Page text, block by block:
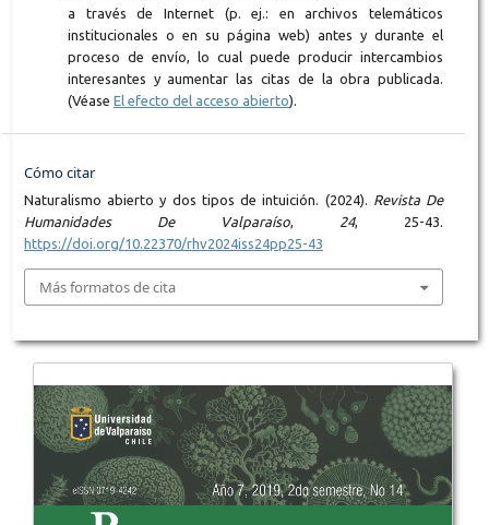
a través de Internet (p. ej.: en archivos telemáticos
institucionales o en su página web) antes y durante el
proceso de envío, lo cual puede producir intercambios
interesantes y aumentar las citas de la obra publicada.
(Véase El efecto del acceso abierto).
Cómo citar
Naturalismo abierto y dos tipos de intuición. (2024). Revista De
Humanidades De Valparaíso
24, 25-43.
https://doi.org/10.22370/rhv2024iss24pp25-43
Más formatos de cita